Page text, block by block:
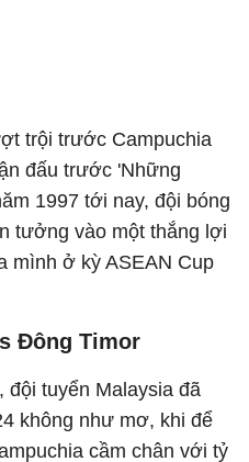
trội trước Campuchia
đấu trước 'Những
1997 tới nay, đội bóng
tưởng vào một thắng lợi
mình ở kỳ ASEAN Cup
Đông Timor
tuyển Malaysia đã
không như mơ, khi để
cầm chân với tỷ